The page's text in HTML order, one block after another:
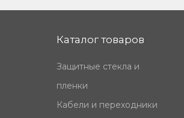
Каталог товаров
Защитные стекла и
пленки
Кабели и переходники